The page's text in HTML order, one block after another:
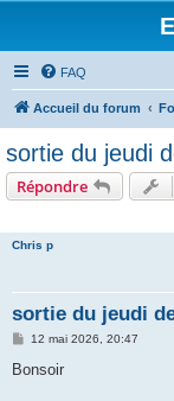
FAQ
Accueil du forum
sortie du jeudi
Répondre
Chris p
sortie du jeudi
M
s
12 mai 2026, 20:47
Bonsoir